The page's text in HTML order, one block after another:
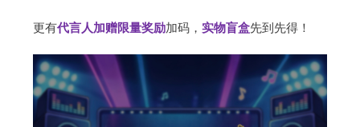
更有代言人加赠限量奖励加码， 实物盲盒先到先得！